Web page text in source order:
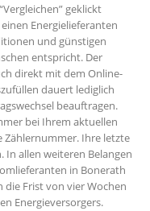
geklickt
Energielieferanten
und günstigen
entspricht. Der
direkt mit dem Online-
dauert lediglich
beauftragen.
bei Ihrem aktuellen
Zählernummer. Ihre letzte
allen weiteren Belangen
in Bonerath
die Frist von vier Wochen
Energieversorgers.